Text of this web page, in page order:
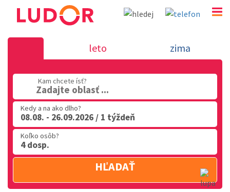
Novinka 17.7.2018 - dovolenka v
02 2063 3182
leto zima
Kam chcete ísť?
Zadajte oblasť ...
Kedy a na ako dlho?
08.08. - 26.09.2026 / 1 týždeň
Koľko osôb?
4 dosp.
HĽADAŤ